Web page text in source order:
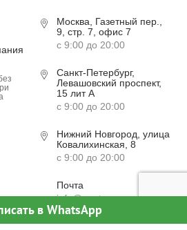
Москва, Газетный пер.,
9, стр. 7, офис 7
с 9:00 до 20:00
Санкт-Петербург,
Левашовский проспект,
15 лит А
с 9:00 до 20:00
Нижний Новгород, улица
Ковалихинская, 8
с 9:00 до 20:00
Почта
info@panteon-pro.ru
в WhatsApp